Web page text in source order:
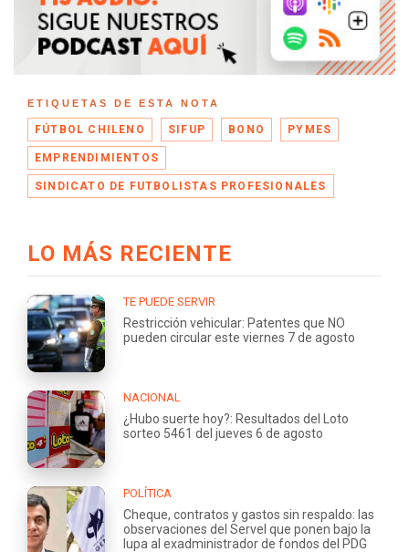
ETIQUETAS DE ESTA NOTA
FÚTBOL CHILENO SIFUP BONO PYMES
EMPRENDIMIENTOS
SINDICATO DE FUTBOLISTAS PROFESIONALES
LO MÁS RECIENTE
TE PUEDE SERVIR
Restricción vehicular: Patentes que NO
pueden circular este viernes 7 de agosto
NACIONAL
¿Hubo suerte hoy?: Resultados del Loto
sorteo 5461 del jueves 6 de agosto
POLÍTICA
Cheque, contratos y gastos sin respaldo: las
observaciones del Servel que ponen bajo la
lupa al exadministrador de fondos del PDG